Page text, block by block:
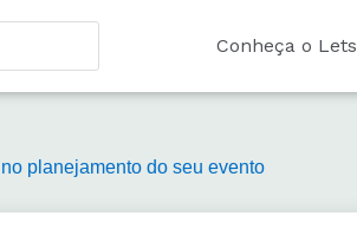
Conheça o Lets
planejamento do seu evento